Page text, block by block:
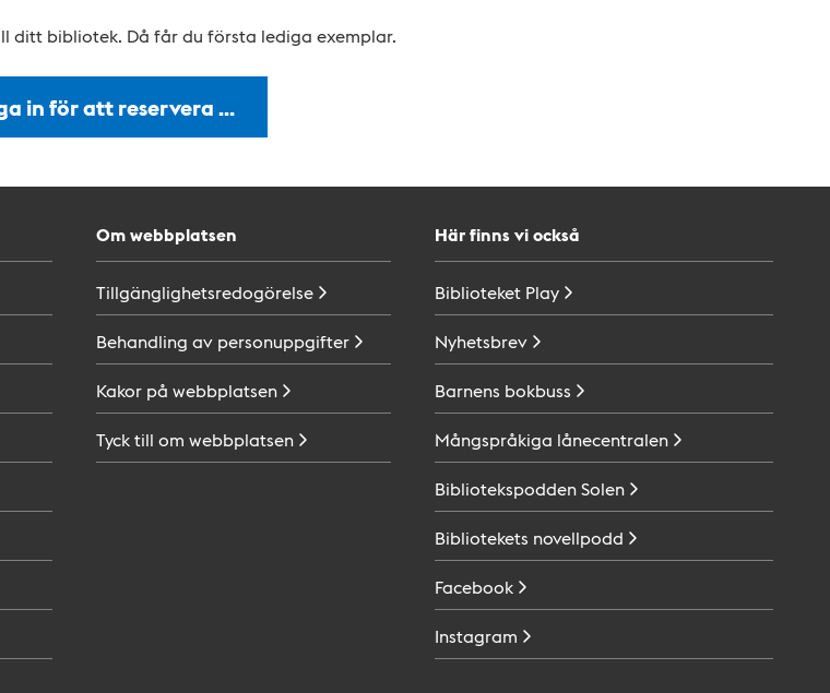
ditt bibliotek. Då får du första lediga exemplar.
in för att reservera …
Om webbplatsen
Tillgänglighetsredogörelse
Behandling av personuppgifter
Kakor på webbplatsen
Tyck till om webbplatsen
Här finns vi också
Biblioteket Play
Nyhetsbrev
Barnens bokbuss
Mångspråkiga lånecentralen
BibliotekspoddenSolen
Bibliotekets novellpodd
Facebook
Instagram